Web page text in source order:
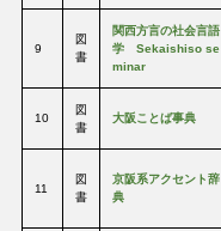
9
図
書
関西方言の社会言語
学 Sekaishiso se
minar
10
図
書
大阪ことば事典
11
図
書
京阪系アクセント辞
典